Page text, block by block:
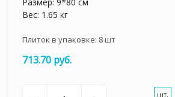
Размер: 9*80 см
Вес: 1.65 кг
Плиток в упаковке: 8шт
713.70 руб.